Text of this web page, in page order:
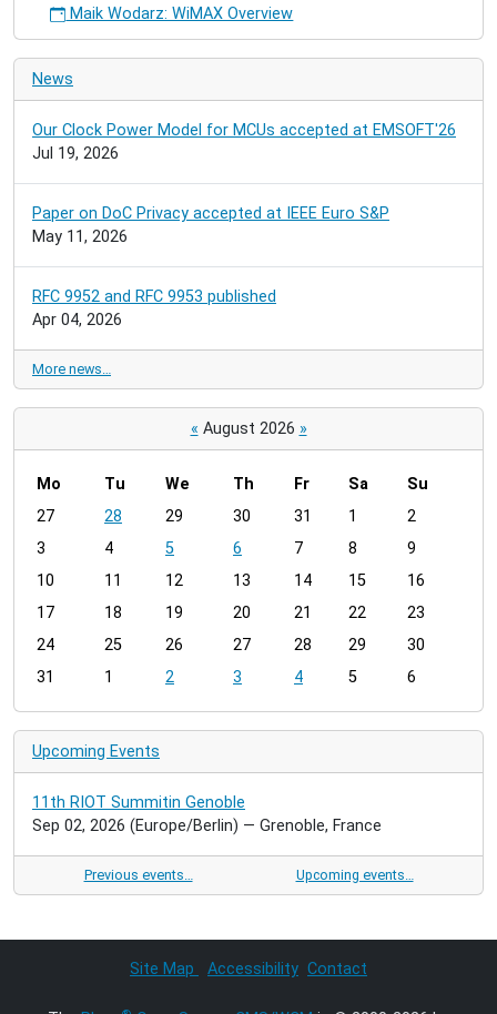
Maik Wodarz: WiMAX Overview
News
Our Clock Power Model for MCUs accepted at EMSOFT'26
Jul 19, 2026
Paper on DoC Privacy accepted at IEEE Euro S&P
May 11, 2026
RFC 9952 and RFC 9953 published
Apr 04, 2026
More news…
« August 2026 »
m
n
h
8
Mo Tu We Th Fr Sa
Su
27
28 29 30 31 1
2
3
4 5 6 7 8
9
10
11 12 13 14 15
16
17
18 19 20 21 22
23
24
25 26 27 28 29
30
31
1 2 3 4 5 6
Upcoming Events
11th RIOT Summitin Genoble
Sep 02, 2026 (Europe/Berlin) — Grenoble, France
Previous events… Upcoming events…
Site Map Accessibility Contact